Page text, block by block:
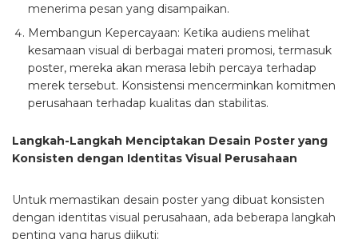
menerima pesan yang disampaikan.
Membangun Kepercayaan: Ketika audiens melihat
kesamaan visual di berbagai materi promosi, termasuk
poster, mereka akan merasa lebih percaya terhadap
merek tersebut. Konsistensi mencerminkan komitmen
perusahaan terhadap kualitas dan stabilitas.
Langkah-Langkah Menciptakan Desain Poster yang
Konsisten dengan Identitas Visual Perusahaan
Untuk memastikan desain poster yang dibuat konsisten
dengan identitas visual perusahaan, ada beberapa langkah
penting yang harus diikuti: